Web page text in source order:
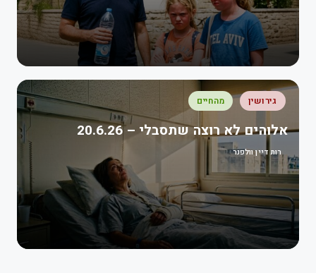
גירושין מהחיים
אלוהים לא רוצה שתסבלי – 20.6.26
רות דיין וולפנר